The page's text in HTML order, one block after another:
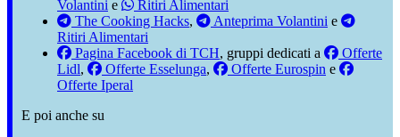
Volantini e
Ritiri Alimentari
The Cooking Hacks, Anteprima Volantini e
Ritiri Alimentari
Pagina Facebook di TCH, gruppi dedicati a
Offerte
Lidl, Offerte Esselunga, Offerte Eurospin e
Offerte Iperal
E poi anche su